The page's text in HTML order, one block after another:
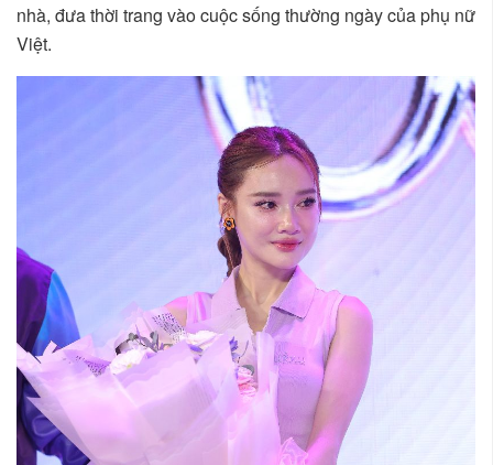
nhà, đưa thời trang vào cuộc sống thường ngày của phụ nữ
Việt.